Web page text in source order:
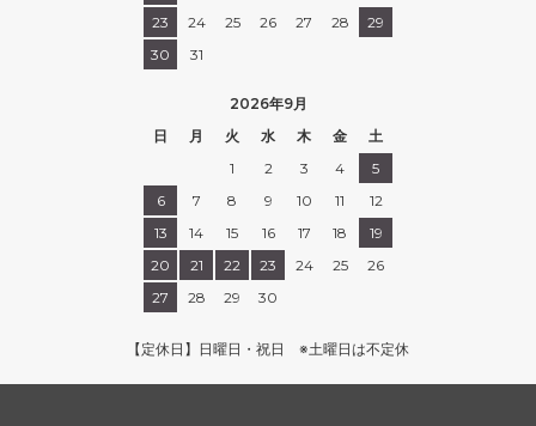
23
24 25 26 27 28
29
30
31
2026年9月
日
月 火 水 木 金
土
1
2 3 4
5
6
7 8 9 10 11
12
13
14 15 16 17 18
19
20
21 22 23 24 25
26
27
28 29 30
【定休日】日曜日・祝日 ※土曜日は不定休